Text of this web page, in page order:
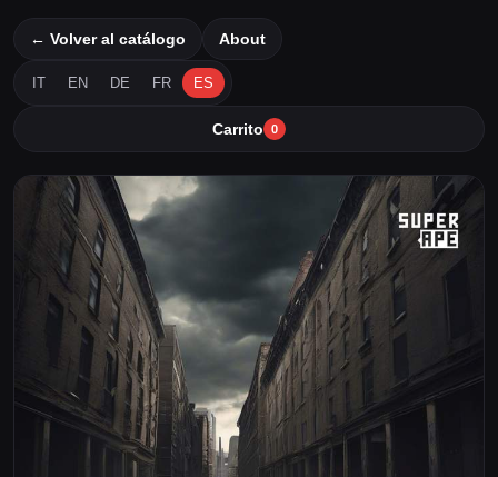
← Volver al catálogo About
IT EN DE FR ES
Carrito 0